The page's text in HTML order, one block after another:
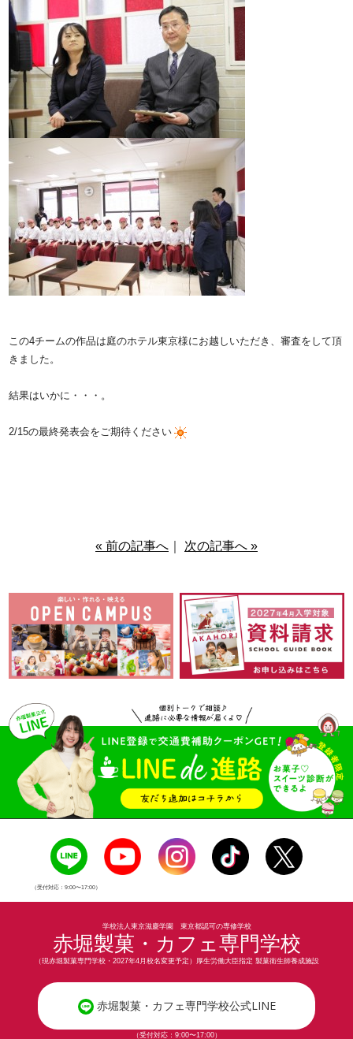
この4チームの作品は庭のホテル東京様にお越しいただき、審査をして頂
きました。
結果はいかに・・・。
2/15の最終発表会をご期待ください
« 前の記事へ 次の記事へ »
（受付対応：9:00〜17:00）
学校法人東京滋慶学園 東京都認可の専修学校
赤堀製菓・カフェ専門学校
（現赤堀製菓専門学校・2027年4月校名変更予定）厚生労働大臣指定 製菓衛生師養成施設
赤堀製菓・カフェ専門学校公式LINE
（受付対応：9:00〜17:00）